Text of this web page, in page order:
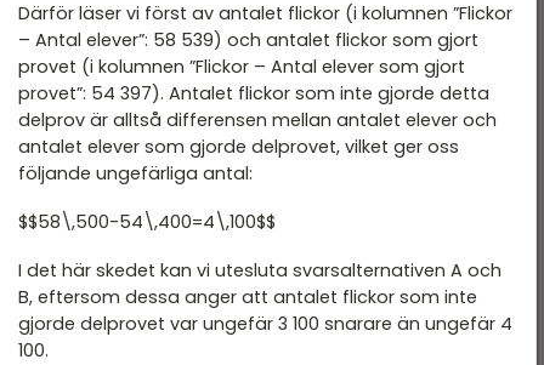
Därför läser vi först av antalet flickor (i kolumnen ”Flickor
– Antal elever”: 58 539) och antalet flickor som gjort
provet (i kolumnen ”Flickor – Antal elever som gjort
provet”: 54 397). Antalet flickor som inte gjorde detta
delprov är alltså differensen mellan antalet elever och
antalet elever som gjorde delprovet, vilket ger oss
följande ungefärliga antal:
$$58\,500-54\,400=4\,100$$
I det här skedet kan vi utesluta svarsalternativen A och
B, eftersom dessa anger att antalet flickor som inte
gjorde delprovet var ungefär 3 100 snarare än ungefär 4
100.